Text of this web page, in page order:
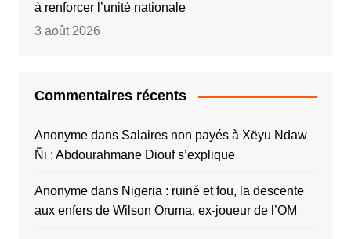
à renforcer l’unité nationale
3 août 2026
Commentaires récents
Anonymedans Salaires non payés à Xëyu Ndaw
Ñi : Abdourahmane Diouf s’explique
Anonymedans Nigeria : ruiné et fou, la descente
aux enfers de Wilson Oruma, ex-joueur de l’OM